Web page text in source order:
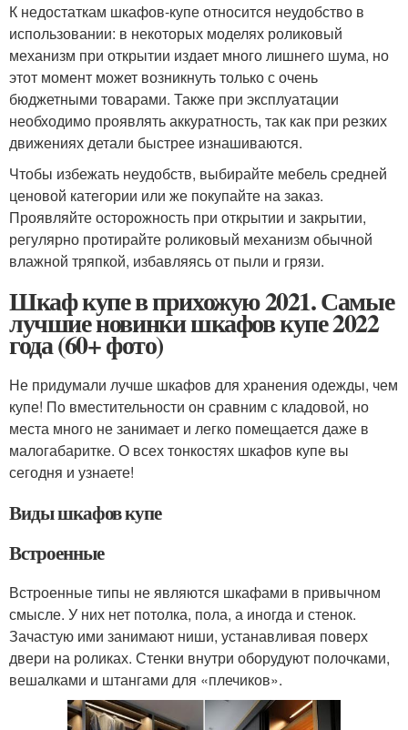
К недостаткам шкафов-купе относится неудобство в
использовании: в некоторых моделях роликовый
механизм при открытии издает много лишнего шума, но
этот момент может возникнуть только с очень
бюджетными товарами. Также при эксплуатации
необходимо проявлять аккуратность, так как при резких
движениях детали быстрее изнашиваются.
Чтобы избежать неудобств, выбирайте мебель средней
ценовой категории или же покупайте на заказ.
Проявляйте осторожность при открытии и закрытии,
регулярно протирайте роликовый механизм обычной
влажной тряпкой, избавляясь от пыли и грязи.
Шкаф купе в прихожую 2021. Самые
лучшие новинки шкафов купе 2022
года (60+ фото)
Не придумали лучше шкафов для хранения одежды, чем
купе! По вместительности он сравним с кладовой, но
места много не занимает и легко помещается даже в
малогабаритке. О всех тонкостях шкафов купе вы
сегодня и узнаете!
Виды шкафов купе
Встроенные
Встроенные типы не являются шкафами в привычном
смысле. У них нет потолка, пола, а иногда и стенок.
Зачастую ими занимают ниши, устанавливая поверх
двери на роликах. Стенки внутри оборудуют полочками,
вешалками и штангами для «плечиков».